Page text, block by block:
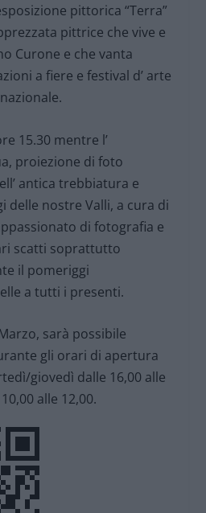
pittorica “Terra”
pittrice che vive e
Curone e che vanta
a fiere e festival d’ arte
15.30 mentre l’
proiezione di foto
antica trebbiatura e
delle nostre Valli, a cura di
di fotografia e
scatti soprattutto
il pomeriggi
a tutti i presenti.
sarà possibile
gli orari di apertura
giovedì dalle 16,00 alle
alle 12,00.